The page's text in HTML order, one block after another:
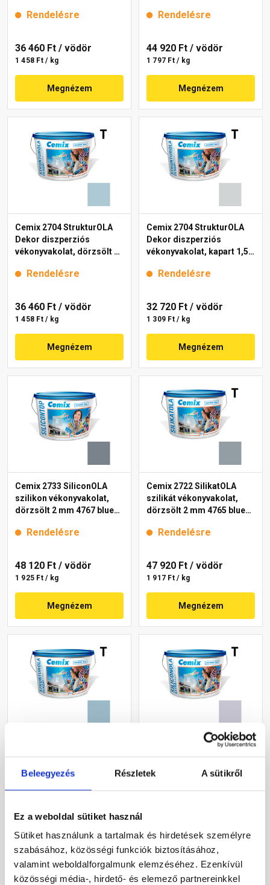
Beleegyezés Részletek A sütikről
Ez a weboldal sütiket használ
Sütiket használunk a tartalmak és hirdetések személyre
szabásához, közösségi funkciók biztosításához,
valamint weboldalforgalmunk elemzéséhez. Ezenkívül
közösségi média-, hirdető- és elemező partnereinkkel
Rendelésre
36 460 Ft / vödör
1 458 Ft / kg
Megnézem
Rendelésre
44 920 Ft / vödör
1 797 Ft / kg
Megnézem
Cemix 2704 StrukturOLA
Dekor diszperziós
vékonyvakolat, dörzsölt 2
Rendelésre
36 460 Ft / vödör
1 458 Ft / kg
Megnézem
Cemix 2704 StrukturOLA
Dekor diszperziós
vékonyvakolat, kapart 1,5
Rendelésre
32 720 Ft / vödör
1 309 Ft / kg
Megnézem
Cemix 2733 SiliconOLA
szilikon vékonyvakolat,
dörzsölt 2 mm 4767 blue
Rendelésre
48 120 Ft / vödör
1 925 Ft / kg
Megnézem
Cemix 2722 SilikatOLA
szilikát vékonyvakolat,
dörzsölt 2 mm 4765 blue
Rendelésre
47 920 Ft / vödör
1 917 Ft / kg
Megnézem
vékonyvakolat, kapart 2
mm 4717 blue 25 kg
Rendelésre
1 458 Ft / kg
Megnézem
Cemix 2737 SiliconOLA
vékonyvakolat, dörzsölt 2
2 189 Ft / kg
Megnézem